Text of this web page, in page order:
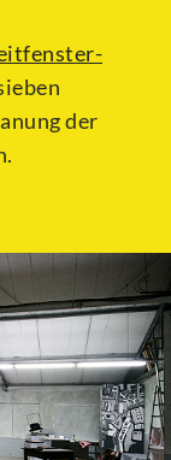
der